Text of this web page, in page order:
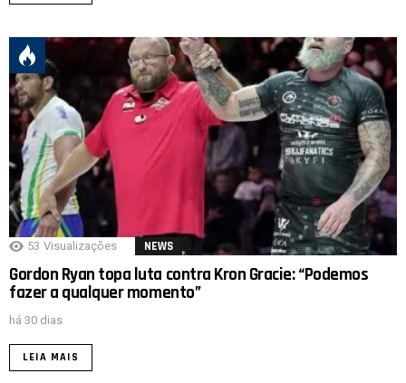
53 Visualizações NEWS
Gordon Ryan topa luta contra Kron Gracie: “Podemos
fazer a qualquer momento”
há 30 dias
LEIA MAIS